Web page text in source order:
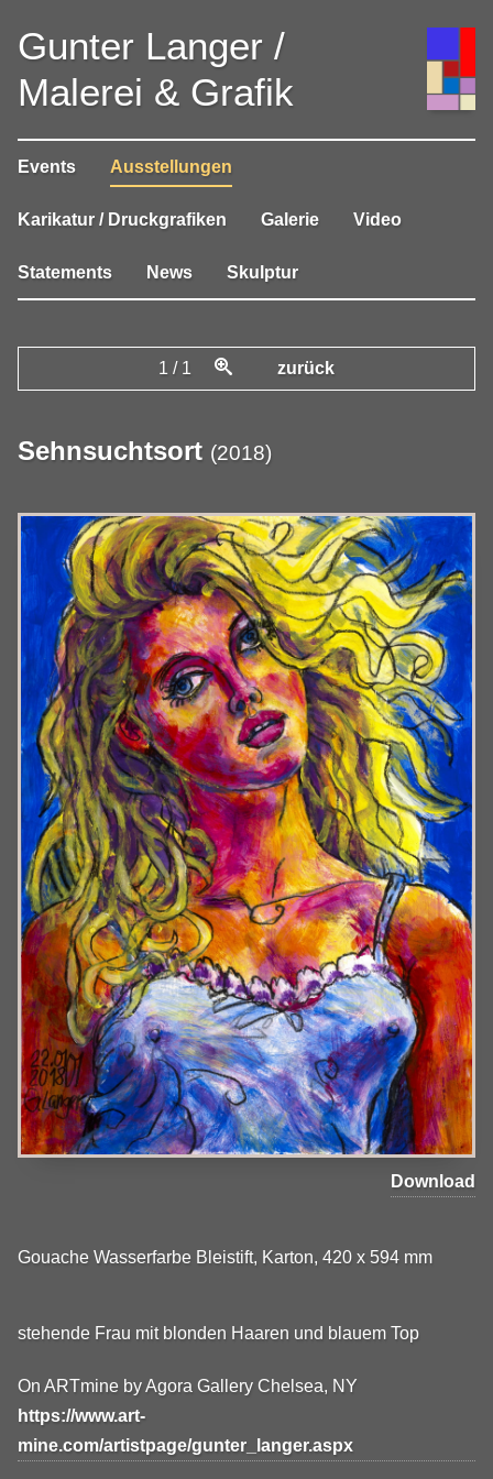
Gunter Langer /
Malerei & Grafik
Events Ausstellungen
Karikatur / Druckgrafiken Galerie Video
Statements News Skulptur
1 / 1 zurück
Sehnsuchtsort (2018)
Download
Gouache Wasserfarbe Bleistift, Karton, 420 x 594 mm
stehende Frau mit blonden Haaren und blauem Top
On ARTmine by Agora Gallery Chelsea, NY
https://www.art-
mine.com/artistpage/gunter_langer.aspx